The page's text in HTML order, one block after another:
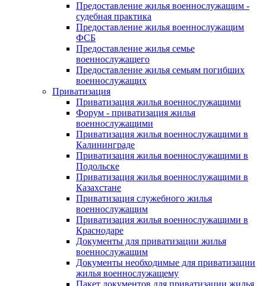
Предоставление жилья военнослужащим -
судебная практика
Предоставление жилья военнослужащим
ФСБ
Предоставление жилья семье
военнослужащего
Предоставление жилья семьям погибших
военнослужащих
Приватизация
Приватизация жилья военнослужащими
Форум - приватизация жилья
военнослужащими
Приватизация жилья военнослужащими в
Калининграде
Приватизация жилья военнослужащими в
Подольске
Приватизация жилья военнослужащими в
Казахстане
Приватизация служебного жилья
военнослужащим
Приватизация жилья военнослужащими в
Краснодаре
Документы для приватизации жилья
военнослужащим
Документы необходимые для приватизации
жилья военнослужащему
Пакет документов для приватизации жилья